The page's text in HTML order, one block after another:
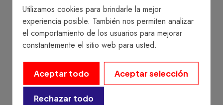
Utilizamos cookies para brindarle la mejor
experiencia posible. También nos permiten analizar
el comportamiento de los usuarios para mejorar
constantemente el sitio web para usted.
Aceptar todo Aceptar selección
Rechazar todo